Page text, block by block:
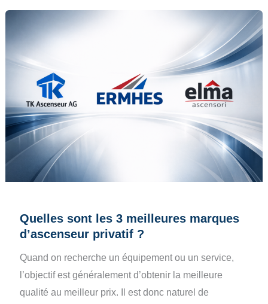
Quelles sont les 3 meilleures marques
d’ascenseur privatif ?
Quand on recherche un équipement ou un service,
l’objectif est généralement d’obtenir la meilleure
qualité au meilleur prix. Il est donc naturel de